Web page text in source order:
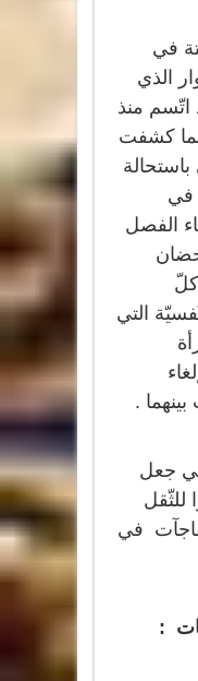
في
الذي
اتّسم منذ
كشفت
في
الفصل
كلّ
التي
.
جعل
للثّقل
في
: